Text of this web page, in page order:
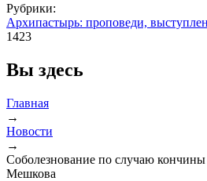
Рубрики:
Архипастырь: проповеди,
1423
Вы здесь
Главная
→
Новости
→
Соболезнование по случаю
Мешкова